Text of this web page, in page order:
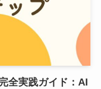
全実践ガイド：AI